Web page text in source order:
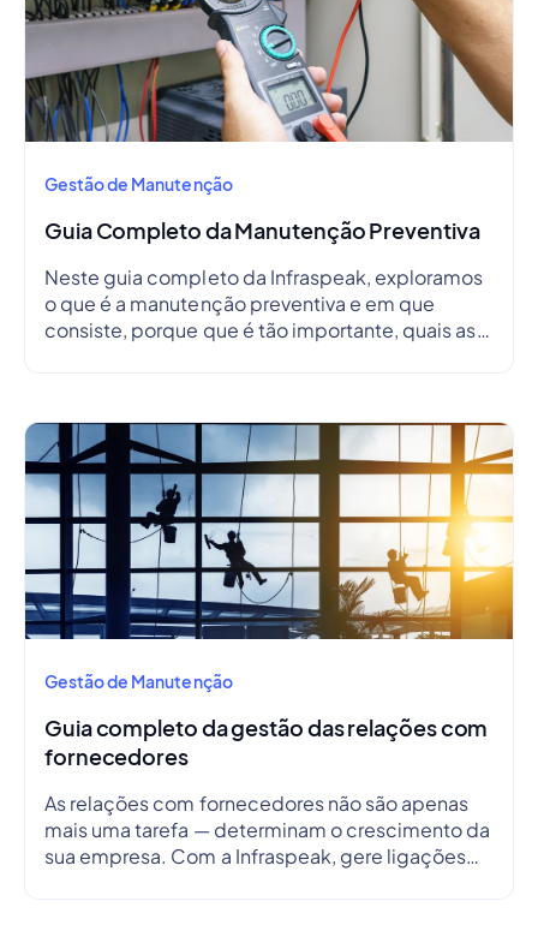
Gestão de Manutenção
Guia Completo da Manutenção Preventiva
Neste guia completo da Infraspeak, exploramos
o que é a manutenção preventiva e em que
consiste, porque que é tão importante, quais as
Gestão de Manutenção
Guia completo da gestão das relações com
fornecedores
As relações com fornecedores não são apenas
mais uma tarefa — determinam o crescimento da
sua empresa. Com a Infraspeak, gere ligações